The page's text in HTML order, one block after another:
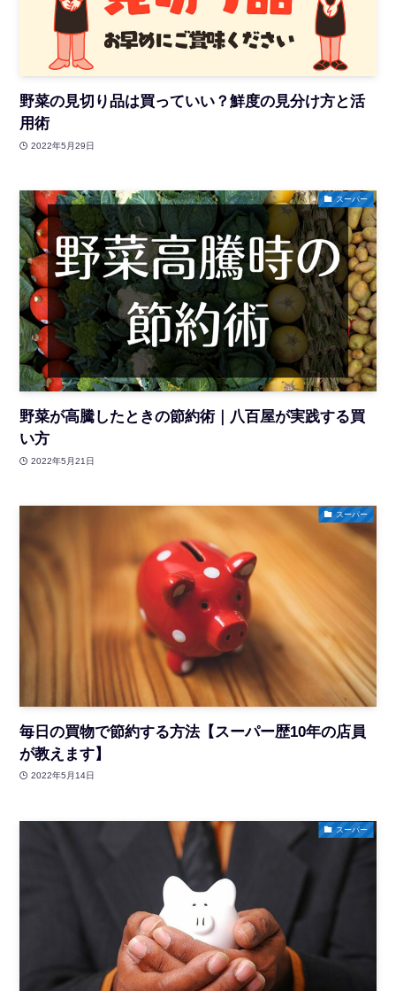
野菜の見切り品は買っていい？鮮度の見分け方と活
用術
2022年5月29日
スーパー
野菜が高騰したときの節約術｜八百屋が実践する買
い方
2022年5月21日
スーパー
毎日の買物で節約する方法【スーパー歴10年の店員
が教えます】
2022年5月14日
スーパー